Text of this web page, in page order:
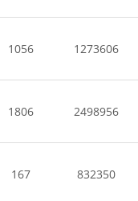
1056 1273606
1806 2498956
167 832350